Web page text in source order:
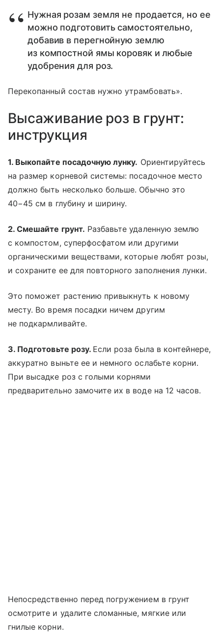
Нужная розам земля не продается, но ее
можно подготовить самостоятельно,
добавив в перегнойную землю
из компостной ямы коровяк и любые
удобрения для роз.
Перекопанный состав нужно утрамбовать».
Высаживание роз в грунт:
инструкция
1. Выкопайте посадочную лунку. Ориентируйтесь
на размер корневой системы: посадочное место
должно быть несколько больше. Обычно это
40−45 см в глубину и ширину.
2. Смешайте грунт. Разбавьте удаленную землю
с компостом, суперфосфатом или другими
органическими веществами, которые любят розы,
и сохраните ее для повторного заполнения лунки.
Это поможет растению привыкнуть к новому
месту. Во время посадки ничем другим
не подкармливайте.
3. Подготовьте розу. Если роза была в контейнере,
аккуратно выньте ее и немного ослабьте корни.
При высадке роз с голыми корнями
предварительно замочите их в воде на 12 часов.
Непосредственно перед погружением в грунт
осмотрите и удалите сломанные, мягкие или
гнилые корни.